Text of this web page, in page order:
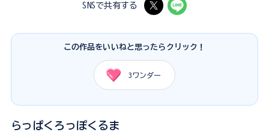
SNSで共有する
この作品をいいねと思ったらクリック！
3 ワンダー
らっぱくろっぽくるま